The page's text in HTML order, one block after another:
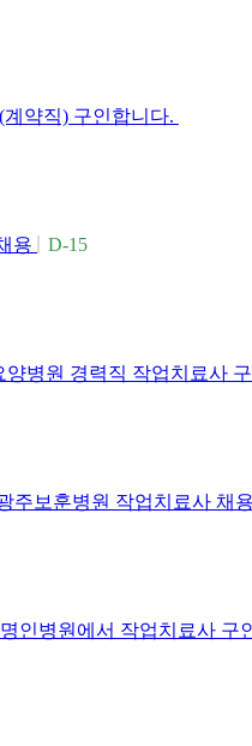
약직) 구인합니다.
용 D-15
병원 경력직 작업치료사
주보훈병원 작업치료사 채용
인병원에서 작업치료사 구